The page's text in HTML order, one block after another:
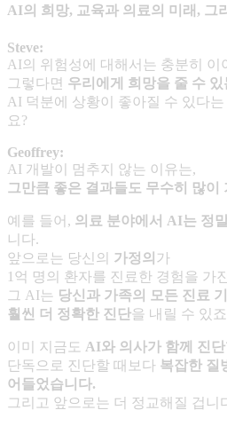
AI의 희망, 교육과 의료의 미래, 그
Steve:
AI의 위험성에 대해서는 충분히 이
그렇다면 우리에게 희망을 줄 수
AI 덕분에 상황이 좋아질 수 있다
요?
Geoffrey:
AI 개발이 멈추지 않는 이유는,
그만큼 좋은 결과들도 무수히 많이
예를 들어, 의료 분야에서 AI는 정
니다.
앞으로는 당신의 가정의 가
1억 명의 환자를 진료한 경험을 가
그 AI는 당신과 가족의 모든 진료
훨씬 더 정확한 진단을 내릴 수 있
이미 지금도 AI와 의사가 함께 진
단독으로 진단할 때보다 복잡한 질
어들었습니다.
그리고 앞으로는 더 정교해질 겁니